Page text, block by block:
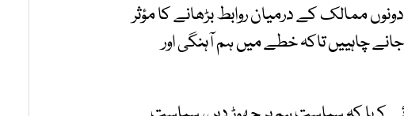
ممالک کے درمیان روابط بڑھانے کا مؤثر
چاہییں تاکہ خطے میں ہم آہنگی اور